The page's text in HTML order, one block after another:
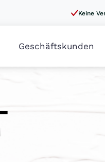
Keine
Geschäftskunden